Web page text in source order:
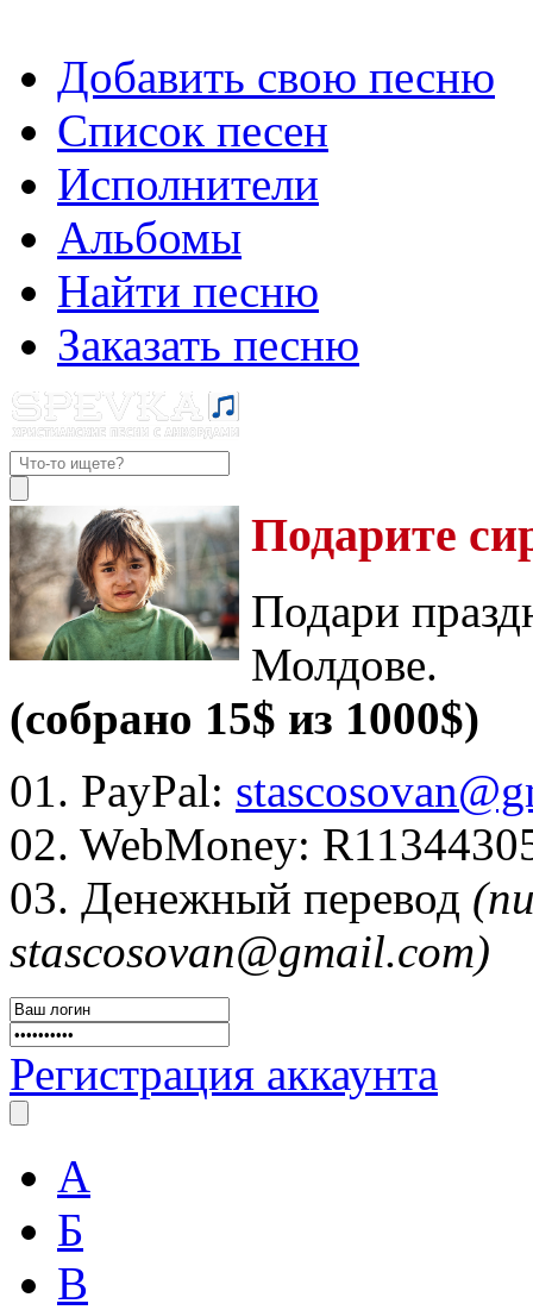
Добавить свою песню
Список песен
Исполнители
Альбомы
Найти песню
Заказать песню
Подарите
Подари
Молдове.
(собрано 15$ из 1000$)
01. PayPal:
02. WebMoney:
03. Денежный перевод
stascosovan@gmail.com)
Регистрация аккаунта
А
Б
В